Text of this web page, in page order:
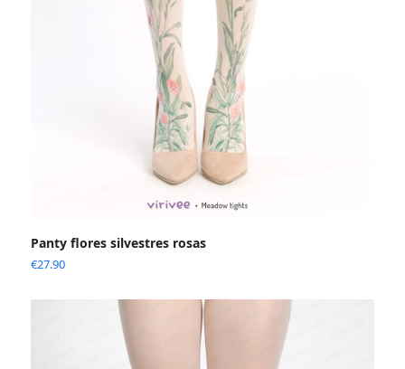
Panty flores silvestres rosas
€27.90